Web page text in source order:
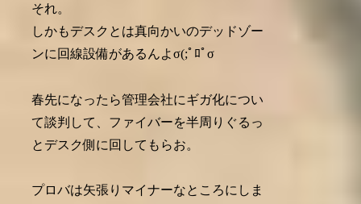
それ。
しかもデスクとは真向かいのデッドゾー
ンに回線設備があるんよσ(;ﾟﾛﾟσ
春先になったら管理会社にギガ化につい
て談判して、ファイバーを半周りぐるっ
とデスク側に回してもらお。
プロバは矢張りマイナーなところにしま